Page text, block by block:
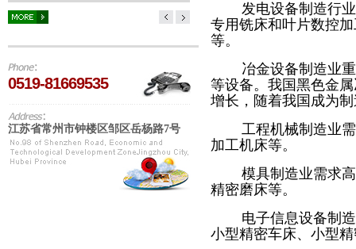
0519-81669535
江苏省常州市钟楼区邹区岳杨路7号
发电设备制造行
专用铣床和叶片数控
等。
冶金设备制造业
等设备。我国黑色金
增长，随着我国成为
工程机械制造业
加工机床等。
模具制造业需求
精密磨床等。
电子信息设备制
小型精密车床、小型